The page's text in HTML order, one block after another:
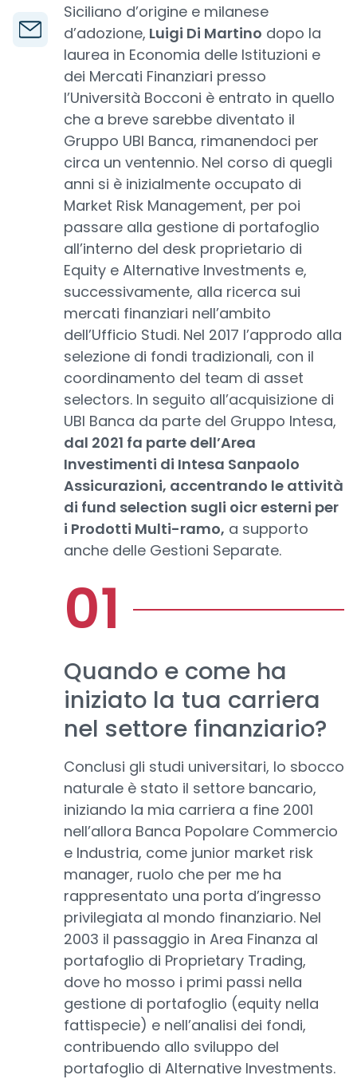
Siciliano d’origine e milanese
d’adozione, Luigi Di Martino dopo la
laurea in Economia delle Istituzioni e
dei Mercati Finanziari presso
l’Università Bocconi è entrato in quello
che a breve sarebbe diventato il
Gruppo UBI Banca, rimanendoci per
circa un ventennio. Nel corso di quegli
anni si è inizialmente occupato di
Market Risk Management, per poi
passare alla gestione di portafoglio
all’interno del desk proprietario di
Equity e Alternative Investments e,
successivamente, alla ricerca sui
mercati finanziari nell’ambito
dell’Ufficio Studi. Nel 2017 l’approdo alla
selezione di fondi tradizionali, con il
coordinamento del team di asset
selectors. In seguito all’acquisizione di
UBI Banca da parte del Gruppo Intesa,
dal 2021 fa parte dell’Area
Investimenti di Intesa Sanpaolo
Assicurazioni, accentrando le attività
di fund selection sugli oicr esterni per
i Prodotti Multi-ramo, a supporto
anche delle Gestioni Separate.
Quando e come ha
iniziato la tua carriera
nel settore finanziario?
Conclusi gli studi universitari, lo sbocco
naturale è stato il settore bancario,
iniziando la mia carriera a fine 2001
nell’allora Banca Popolare Commercio
e Industria, come junior market risk
manager, ruolo che per me ha
rappresentato una porta d’ingresso
privilegiata al mondo finanziario. Nel
2003 il passaggio in Area Finanza al
portafoglio di Proprietary Trading,
dove ho mosso i primi passi nella
gestione di portafoglio (equity nella
fattispecie) e nell’analisi dei fondi,
contribuendo allo sviluppo del
portafoglio di Alternative Investments.